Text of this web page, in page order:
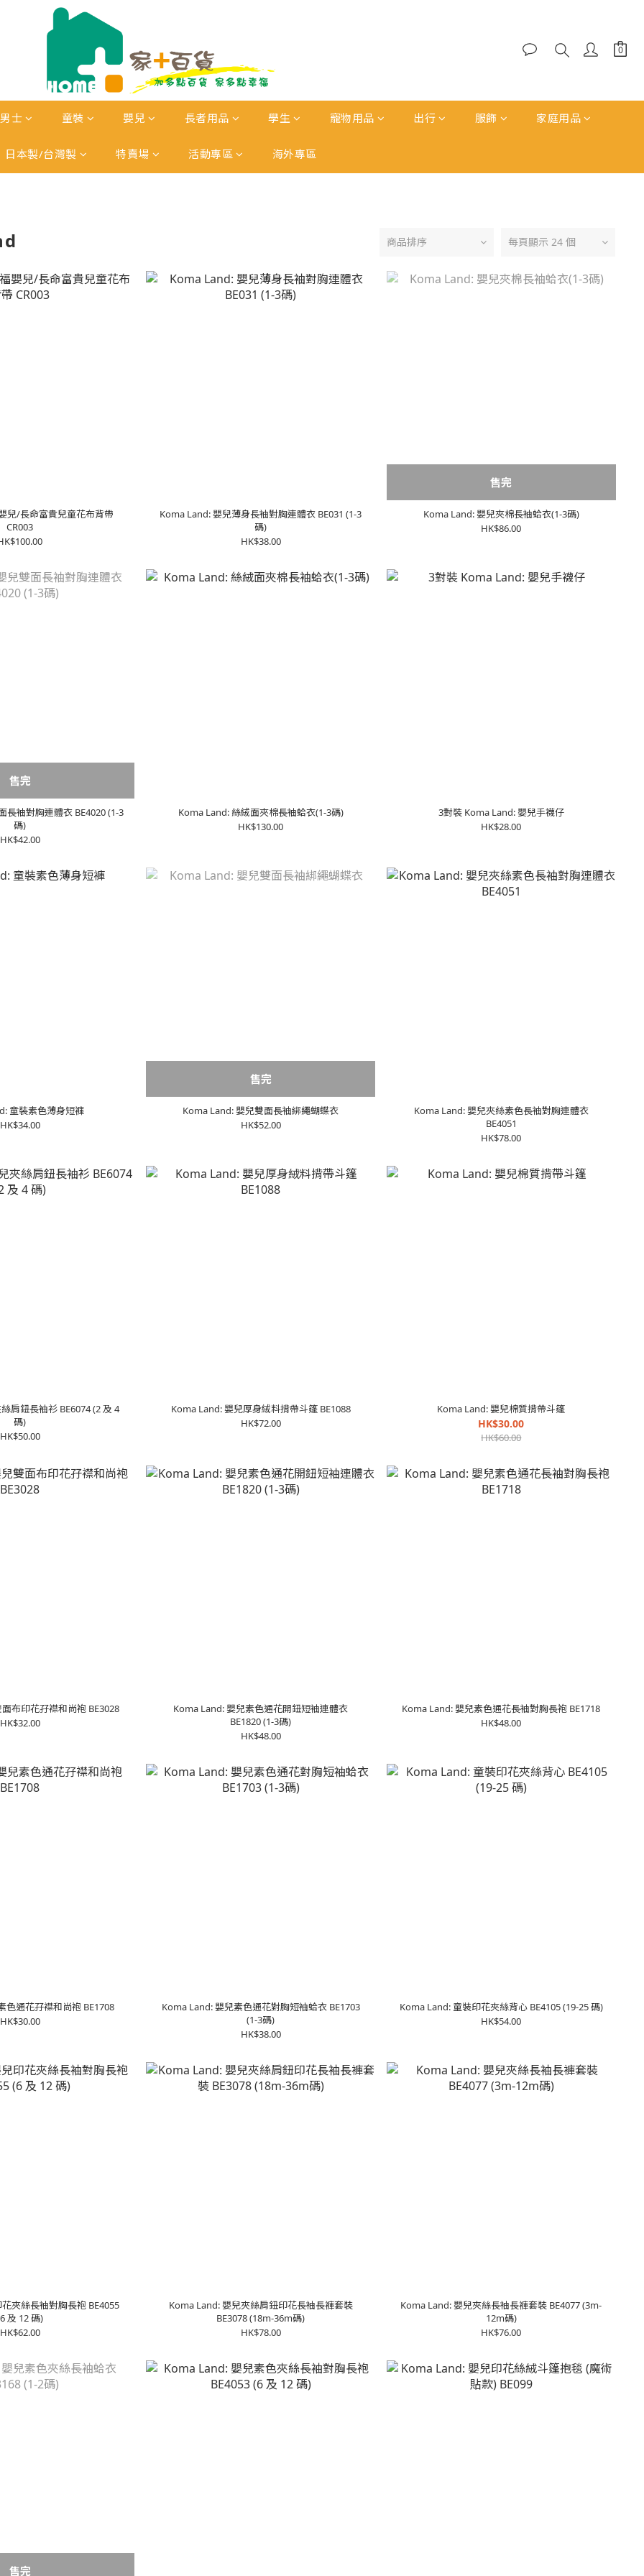
男士 童裝 嬰兒 長者用品 學生 寵物用品 出行 服飾 家庭用品
日本製/台灣製 特賣場 活動專區 海外專區
商品排序 每頁顯示 24 個
兒/長命富貴兒童花布背帶
CR003
Koma Land: 嬰兒薄身長袖對胸連體衣 BE031 (1-3
碼)
HK$38.00
售完
Koma Land: 嬰兒夾棉長袖蛤衣(1-3碼)
HK$86.00
售完
長袖對胸連體衣 BE4020 (1-3
碼)
HK$42.00
Koma Land: 絲絨面夾棉長袖蛤衣(1-3碼)
HK$130.00
3對裝 Koma Land: 嬰兒手襪仔
HK$28.00
童裝素色薄身短褲
HK$34.00
售完
Koma Land: 嬰兒雙面長袖綁繩蝴蝶衣
HK$52.00
Koma Land: 嬰兒夾絲素色長袖對胸連體衣
BE4051
HK$78.00
肩鈕長袖衫 BE6074 (2 及 4
碼)
HK$50.00
Koma Land: 嬰兒厚身絨料揹帶斗篷 BE1088
HK$72.00
Koma Land: 嬰兒棉質揹帶斗篷
HK$30.00
HK$60.00
布印花孖襟和尚袍 BE3028
HK$32.00
Koma Land: 嬰兒素色通花開鈕短袖連體衣
BE1820 (1-3碼)
HK$48.00
Koma Land: 嬰兒素色通花長袖對胸長袍 BE1718
HK$48.00
色通花孖襟和尚袍 BE1708
HK$30.00
Koma Land: 嬰兒素色通花對胸短袖蛤衣 BE1703
(1-3碼)
HK$38.00
Koma Land: 童裝印花夾絲背心 BE4105 (19-25 碼)
HK$54.00
夾絲長袖對胸長袍 BE4055
及 12 碼)
HK$62.00
Koma Land: 嬰兒夾絲肩鈕印花長袖長褲套裝
BE3078 (18m-36m碼)
HK$78.00
Koma Land: 嬰兒夾絲長袖長褲套裝 BE4077 (3m-
12m碼)
HK$76.00
售完